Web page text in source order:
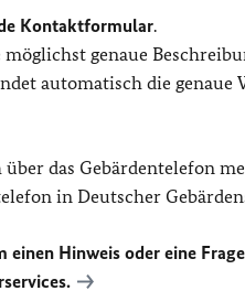
Kontaktformular.
genaue
automatisch die genaue
das Gebärdentelefon
in Deutscher
Hinweis oder eine